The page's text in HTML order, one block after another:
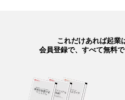
これだけあれば起業
会員登録で、すべて無料